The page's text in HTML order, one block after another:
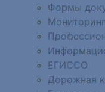
Формы
ЕГИССО
Дорожная